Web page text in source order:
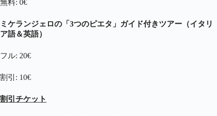
無料: 0€
ミケランジェロの「3つのピエタ」ガイド付きツアー（イタリ
ア語＆英語）
フル: 20€
割引: 10€
割引チケット